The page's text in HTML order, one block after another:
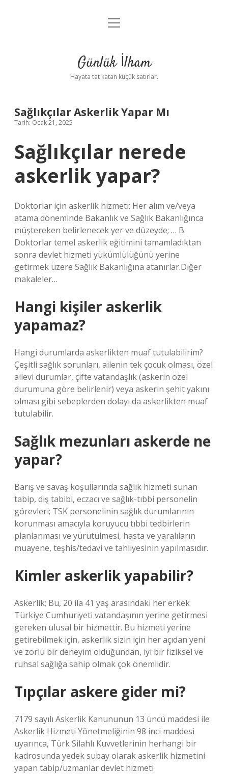
Anasayfa
Yasal Uyarı
menüyü
Günlük İlham
Hayata tat katan küçük satırlar.
Sağlıkçılar Askerlik Yapar Mı
Tarih: Ocak 21, 2025
Sağlıkçılar nerede
askerlik yapar?
Doktorlar için askerlik hizmeti: Her alım ve/veya
atama döneminde Bakanlık ve Sağlık Bakanlığınca
müştereken belirlenecek yer ve düzeyde; … B.
Doktorlar temel askerlik eğitimini tamamladıktan
sonra devlet hizmeti yükümlülüğünü yerine
getirmek üzere Sağlık Bakanlığına atanırlar.Diğer
makaleler…
Hangi kişiler askerlik
yapamaz?
Hangi durumlarda askerlikten muaf tutulabilirim?
Çeşitli sağlık sorunları, ailenin tek çocuk olması, özel
ailevi durumlar, çifte vatandaşlık (askerin özel
durumuna göre belirlenir) veya askerin şehit yakını
olması gibi sebeplerden dolayı da askerlikten muaf
tutulabilir.
Sağlık mezunları askerde ne
yapar?
Barış ve savaş koşullarında sağlık hizmeti sunan
tabip, diş tabibi, eczacı ve sağlık-tıbbi personelin
görevleri; TSK personelinin sağlık durumlarının
korunması amacıyla koruyucu tıbbi tedbirlerin
planlanması ve yürütülmesi, hasta ve yaralıların
muayene, teşhis/tedavi ve tahliyesinin yapılmasıdır.
Kimler askerlik yapabilir?
Askerlik; Bu, 20 ila 41 yaş arasındaki her erkek
Türkiye Cumhuriyeti vatandaşının yerine getirmesi
gereken ulusal bir hizmettir. Bu hizmeti yerine
getirebilmek için, askerlik sizin için her açıdan yeni
ve zorlu bir deneyim olduğundan, iyi bir fiziksel ve
ruhsal sağlığa sahip olmak çok önemlidir.
Tıpçılar askere gider mi?
7179 sayılı Askerlik Kanununun 13 üncü maddesi ile
Askerlik Hizmeti Yönetmeliğinin 98 inci maddesi
uyarınca, Türk Silahlı Kuvvetlerinin herhangi bir
kadrosunda yedek subay olarak askerlik hizmetini
yapan tabip/uzmanlar devlet hizmeti